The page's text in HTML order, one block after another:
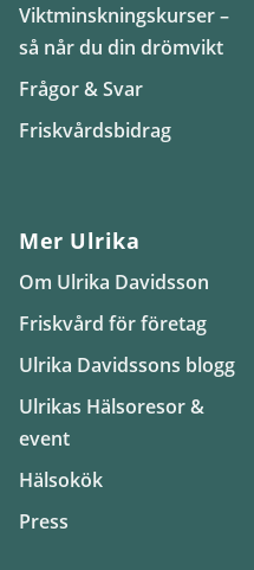
Viktminskningskurser –
så når du din drömvikt
Frågor & Svar
Friskvårdsbidrag
Mer Ulrika
Om Ulrika Davidsson
Friskvård för företag
Ulrika Davidssons blogg
Ulrikas Hälsoresor &
event
Hälsokök
Press